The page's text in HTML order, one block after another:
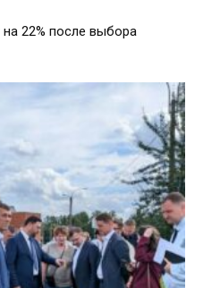
22% после выбора